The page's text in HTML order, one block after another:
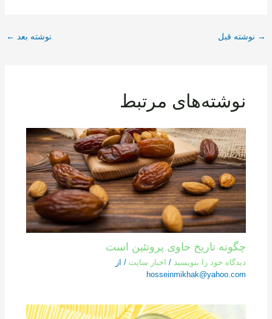
→ نوشته قبل نوشته بعد ←
نوشته‌های مرتبط
چگونه تاریخ حاوی پروتئین است
دیدگاه‌ خود را بنویسید / اخبار سایت / از
hosseinmikhak@yahoo.com